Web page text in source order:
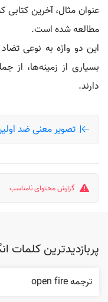
عنوان مثال، آخرین کتابی
مطالعه شده است.
این دو واژه به نوعی
بسیاری از زمینه‌ها، از
دارند.
تصویر معنی ضد
گزارش محتوای نامناسب
پربازدیدترین کلمات
ترجمه open fire